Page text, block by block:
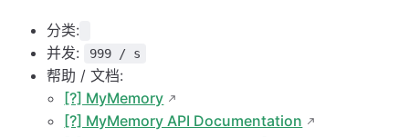
分类:
并发:
999 / s
帮助 / 文档:
[?] MyMemory
[?] MyMemory API Documentation